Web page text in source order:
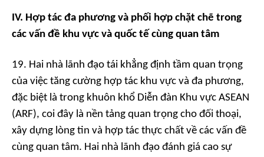
IV. Hợp tác đa phương và phối hợp chặt chẽ trong
các vấn đề khu vực và quốc tế cùng quan tâm
19. Hai nhà lãnh đạo tái khẳng định tầm quan trọng
của việc tăng cường hợp tác khu vực và đa phương,
đặc biệt là trong khuôn khổ Diễn đàn Khu vực ASEAN
(ARF), coi đây là nền tảng quan trọng cho đối thoại,
xây dựng lòng tin và hợp tác thực chất về các vấn đề
cùng quan tâm. Hai nhà lãnh đạo đánh giá cao sự